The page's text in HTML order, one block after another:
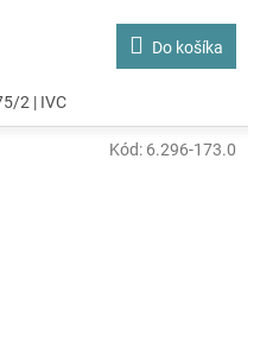
Do košíka
2 | IVC
Kód: 6.296-173.0